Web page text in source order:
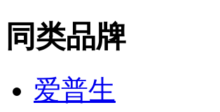
同类品牌
爱普生